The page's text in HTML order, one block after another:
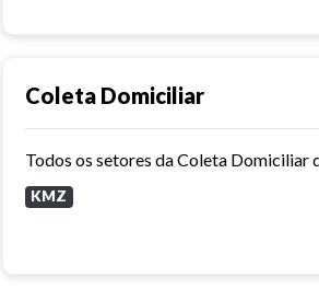
Coleta Domiciliar
Todos os setores da Coleta Domiciliar
KMZ